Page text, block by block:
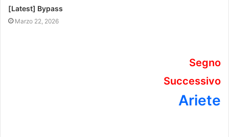
[Latest] Bypass
Marzo 22, 2026
Segno
Successivo
Ariete